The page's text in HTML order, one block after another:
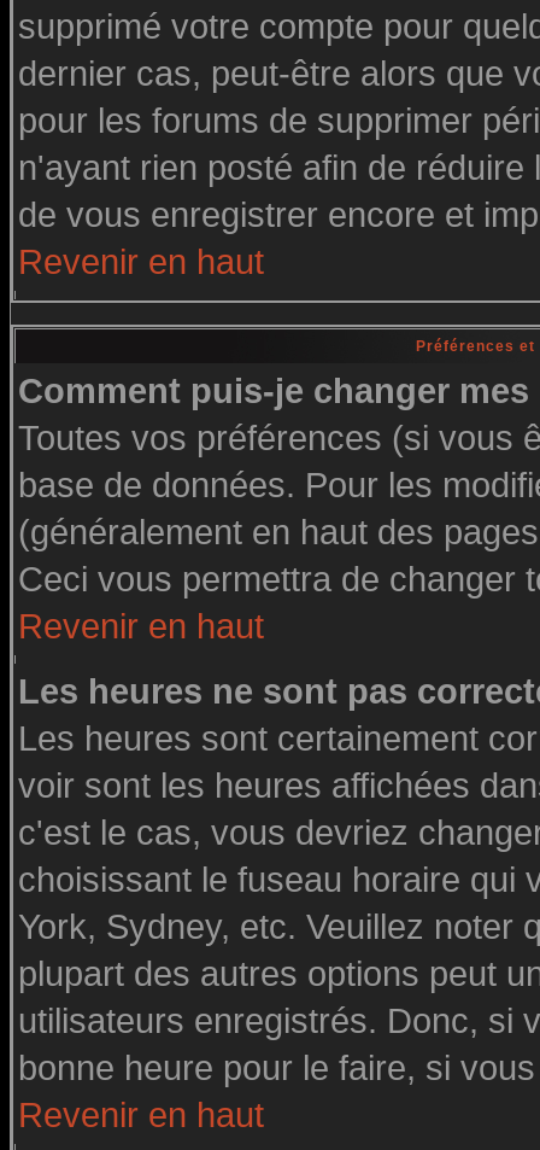
supprimé votre compte pour
dernier cas, peut-être alors que
pour les forums de supprimer
n'ayant rien posté afin de
de vous enregistrer encore et
Revenir en haut
Préférences
Comment puis-je changer
Toutes vos préférences (si vous
base de données. Pour les
(généralement en haut des
Ceci vous permettra de changer
Revenir en haut
Les heures ne sont pas
Les heures sont certainement
voir sont les heures affichées
c'est le cas, vous devriez
choisissant le fuseau horaire qui
York, Sydney, etc. Veuillez noter
plupart des autres options peut
utilisateurs enregistrés. Donc, si
bonne heure pour le faire, si
Revenir en haut